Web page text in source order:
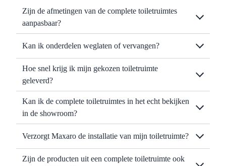
Zijn de afmetingen van de complete toiletruimtes
aanpasbaar?
Kan ik onderdelen weglaten of vervangen?
Hoe snel krijg ik mijn gekozen toiletruimte
geleverd?
Kan ik de complete toiletruimtes in het echt bekijken
in de showroom?
Verzorgt Maxaro de installatie van mijn toiletruimte?
Zijn de producten uit een complete toiletruimte ook